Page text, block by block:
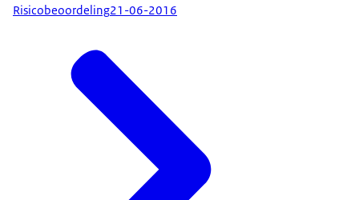
Risicobeoordeling21-06-2016